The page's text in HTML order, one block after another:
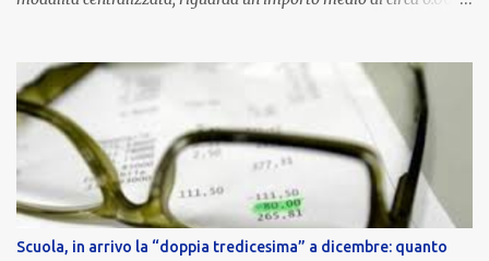
ordinaria di ottobre . Cos’è la retribuzione di risultato La
retribuzione di risultato rappresenta la parte variabile dello
stipendio dei dirigenti scolastici. Viene corrisposta per valorizzare
la qualità dell’attività svolta, la gestione delle risorse e il
raggiungimento degli obiettivi fissati dal Ministero dell’Istruzione
e del Merito (MIM) . Per l’anno scolastico 2023/2024, il MIM ha
completato la procedura di valutazione e trasmesso i dati a NoiPA,
Scuola, in arrivo la “doppia tredicesima” a dicembre: quanto